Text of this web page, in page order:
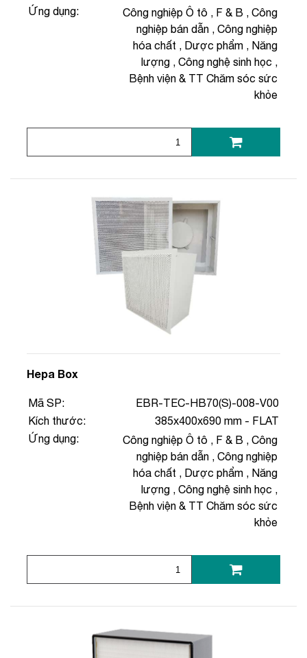
Ứng dụng:
Công nghiệp Ô tô , F & B , Công
nghiệp bán dẫn , Công nghiệp
hóa chất , Dược phẩm , Năng
lượng , Công nghệ sinh học ,
Bệnh viện & TT Chăm sóc sức
khỏe
Hepa Box
Mã SP:
EBR-TEC-HB70(S)-008-V00
Kích thước:
385x400x690 mm - FLAT
Ứng dụng:
Công nghiệp Ô tô , F & B , Công
nghiệp bán dẫn , Công nghiệp
hóa chất , Dược phẩm , Năng
lượng , Công nghệ sinh học ,
Bệnh viện & TT Chăm sóc sức
khỏe